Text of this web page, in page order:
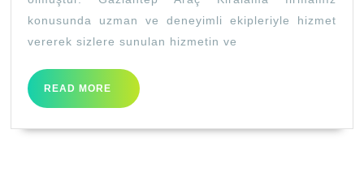
konusunda uzman ve deneyimli ekipleriyle hizmet
vererek sizlere sunulan hizmetin ve
READ MORE
READ
MORE